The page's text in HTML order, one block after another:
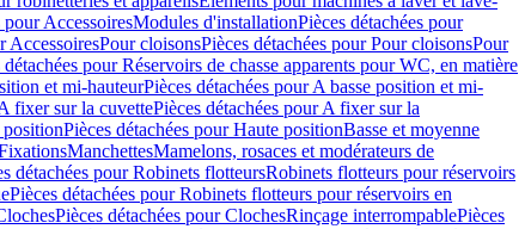
pour AccessoiresModules d'installationPièces détachées pour
AccessoiresPour cloisonsPièces détachées pour Pour cloisonsPour
détachées pour Réservoirs de chasse apparents pour WC, en matière
et mi-hauteurPièces détachées pour A basse position et mi-
fixer sur la cuvettePièces détachées pour A fixer sur la
Pièces détachées pour Haute positionBasse et moyenne
ManchettesMamelons, rosaces et modérateurs de
détachées pour Robinets flotteursRobinets flotteurs pour réservoirs
Pièces détachées pour Robinets flotteurs pour réservoirs en
Pièces détachées pour ClochesRinçage interrompablePièces